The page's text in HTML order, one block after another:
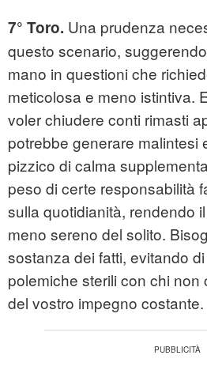
7° Toro. Una prudenza
questo scenario,
mano in questioni che
meticolosa e meno istintiva.
voler chiudere conti rimasti
potrebbe generare malintesi
pizzico di calma
peso di certe responsabilità
sulla quotidianità, rendendo
meno sereno del solito.
sostanza dei fatti, evitando
polemiche sterili con chi non
del vostro impegno costante.